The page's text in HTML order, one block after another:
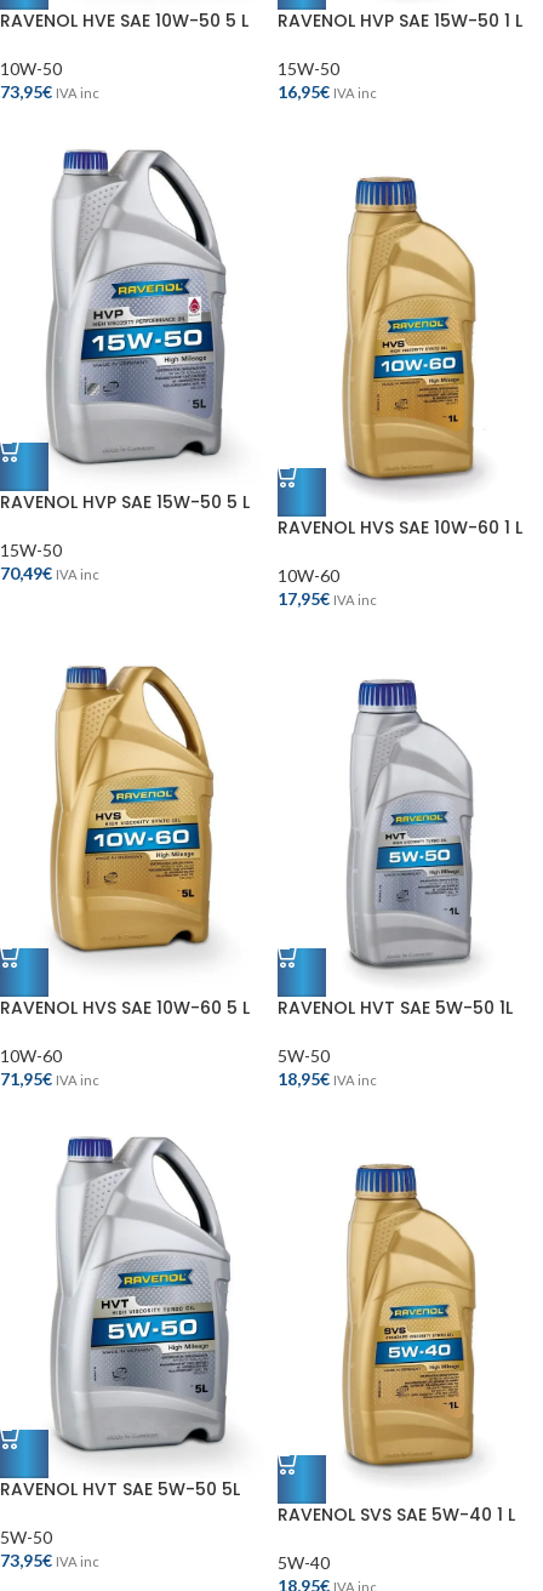
RAVENOL HVE SAE 10W-50 5 L
10W-50
73,95€ IVA inc
RAVENOL HVP SAE 15W-50 1 L
15W-50
16,95€ IVA inc
RAVENOL HVP SAE 15W-50 5 L
15W-50
70,49€ IVA inc
RAVENOL HVS SAE 10W-60 1 L
10W-60
17,95€ IVA inc
RAVENOL HVS SAE 10W-60 5 L
10W-60
71,95€ IVA inc
RAVENOL HVT SAE 5W-50 1L
5W-50
18,95€ IVA inc
RAVENOL HVT SAE 5W-50 5L
5W-50
73,95€ IVA inc
RAVENOL SVS SAE 5W-40 1 L
5W-40
18,95€ IVA inc